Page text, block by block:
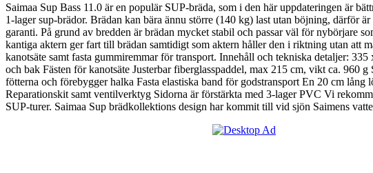
Saimaa Sup Bass 11.0 är en populär SUP-bräda, som i den här uppdateringen är
1-lager sup-brädor. Brädan kan bära ännu större (140 kg) last utan böjning, därför
garanti. På grund av bredden är brädan mycket stabil och passar väl för nybörjare
kantiga aktern ger fart till brädan samtidigt som aktern håller den i riktning utan att
kanotsäte samt fasta gummiremmar för transport. Innehåll och tekniska detaljer:
och bak Fästen för kanotsäte Justerbar fiberglasspaddel, max 215 cm, vikt ca.
fötterna och förebygger halka Fasta elastiska band för godstransport En 20 cm
Reparationskit samt ventilverktyg Sidorna är förstärkta med 3-lager PVC Vi
SUP-turer. Saimaa Sup brädkollektions design har kommit till vid sjön Saimens